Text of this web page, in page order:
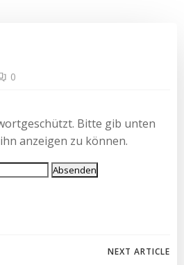
0
Bitte gib unten
anzeigen zu können.
NEXT ARTICLE